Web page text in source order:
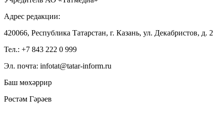
Адрес редакции:
420066, Республика Татарстан, г. Казань, ул. Декабристов, д. 2
Тел.: +7 843 222 0 999
Эл. почта: infotat@tatar-inform.ru
Баш мөхәррир
Рөстәм Гәрәев